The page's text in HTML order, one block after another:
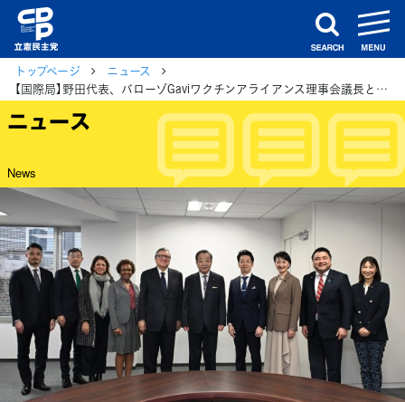
search
トップページ
ニュース
【国際局】野田代表、バローゾGaviワクチンアライアンス理事会議長と意見交換
ニュース
News